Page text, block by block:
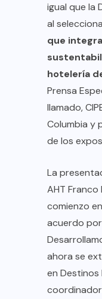
igual que la
al
que
hotelería
Prensa
llamado,
Columbia y
de los
La
AHT
comienzo
acuerdo por
ahora se
en Destinos